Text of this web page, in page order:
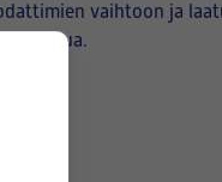
vaihtoon ja